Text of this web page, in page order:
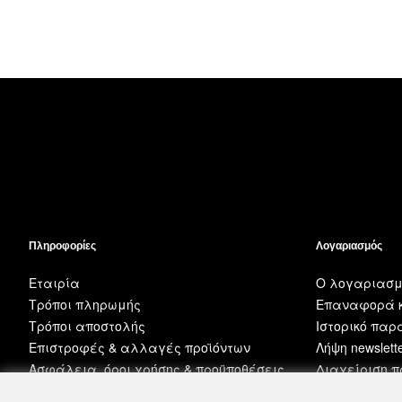
Πληροφορίες
Εταιρία
Τρόποι πληρωμής
Τρόποι αποστολής
Επιστροφές & αλλαγές προϊόντων
Ασφάλεια, όροι χρήσης & προϋποθέσεις
Λογαριασμός
Ο
Επαναφορά
Ιστορικό
Λήψη
Διαχείριση